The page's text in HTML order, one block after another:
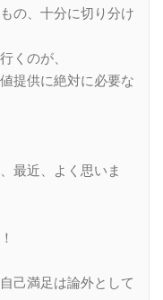
の、十分に切り分け
くのが、
提供に絶対に必要な
最近、よく思いま
己満足は論外として